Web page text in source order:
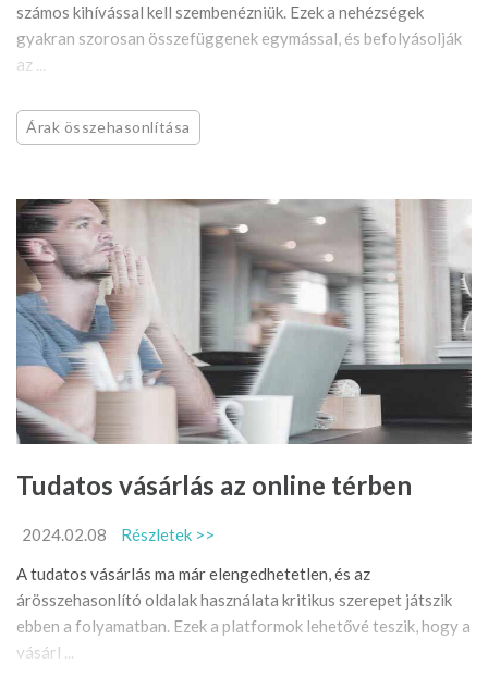
számos kihívással kell szembenézniük. Ezek a nehézségek
gyakran szorosan összefüggenek egymással, és befolyásolják
az ...
Árak összehasonlítása
Tudatos vásárlás az online térben
2024.02.08
Részletek >>
A tudatos vásárlás ma már elengedhetetlen, és az
árösszehasonlító oldalak használata kritikus szerepet játszik
ebben a folyamatban. Ezek a platformok lehetővé teszik, hogy a
vásárl ...